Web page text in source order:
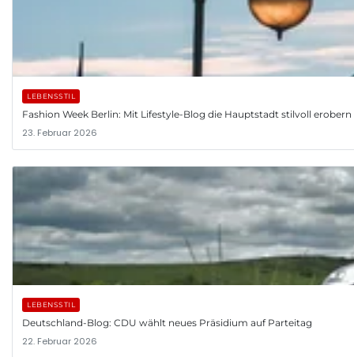
LEBENSSTIL
Fashion Week Berlin: Mit Lifestyle-Blog die Hauptstadt stilvoll erobern
23. Februar 2026
LEBENSSTIL
Deutschland-Blog: CDU wählt neues Präsidium auf Parteitag
22. Februar 2026